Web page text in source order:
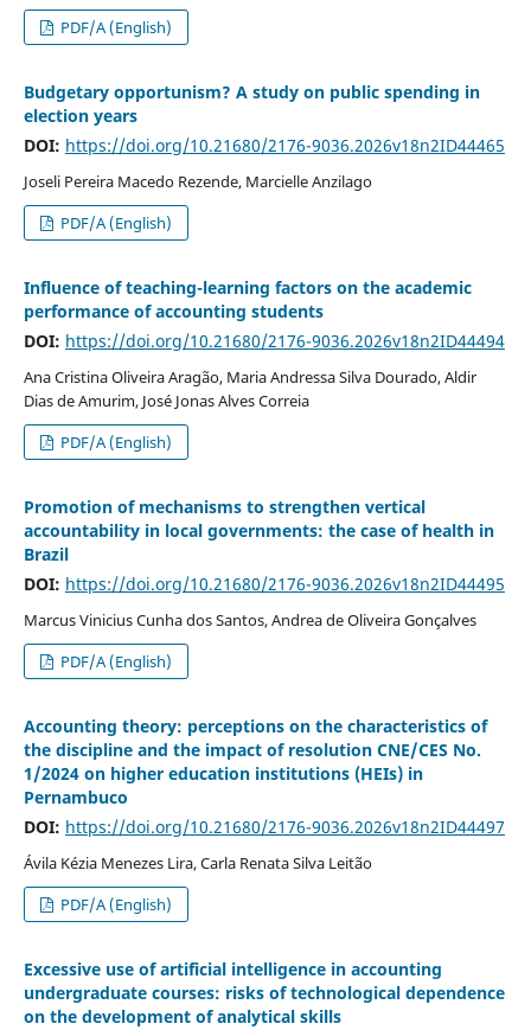
PDF/A (English)
Budgetary opportunism? A study on public spending in
election years
DOI: https://doi.org/10.21680/2176-9036.2026v18n2ID44465
Joseli Pereira Macedo Rezende, Marcielle Anzilago
PDF/A (English)
Influence of teaching-learning factors on the academic
performance of accounting students
DOI: https://doi.org/10.21680/2176-9036.2026v18n2ID44494
Ana Cristina Oliveira Aragão, Maria Andressa Silva Dourado, Aldir
Dias de Amurim, José Jonas Alves Correia
PDF/A (English)
Promotion of mechanisms to strengthen vertical
accountability in local governments: the case of health in
Brazil
DOI: https://doi.org/10.21680/2176-9036.2026v18n2ID44495
Marcus Vinicius Cunha dos Santos, Andrea de Oliveira Gonçalves
PDF/A (English)
Accounting theory: perceptions on the characteristics of
the discipline and the impact of resolution CNE/CES No.
1/2024 on higher education institutions (HEIs) in
Pernambuco
DOI: https://doi.org/10.21680/2176-9036.2026v18n2ID44497
Ávila Kézia Menezes Lira, Carla Renata Silva Leitão
PDF/A (English)
Excessive use of artificial intelligence in accounting
undergraduate courses: risks of technological dependence
on the development of analytical skills